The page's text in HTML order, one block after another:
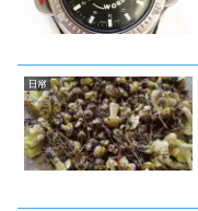
日常